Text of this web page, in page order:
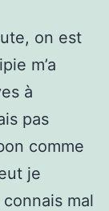
on est
m’a
à
pas
comme
je
mal